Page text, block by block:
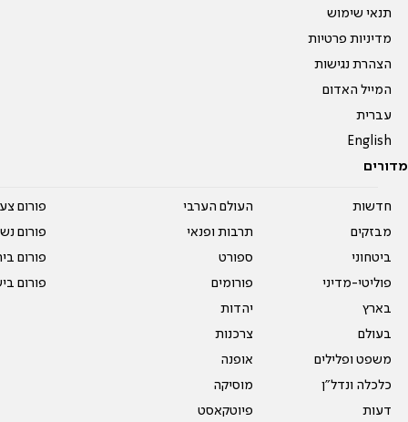
תנאי שימוש
מדיניות פרטיות
הצהרת נגישות
המייל האדום
עברית
English
מדורים
חדשות
מבזקים
ביטחוני
פוליטי-מדיני
בארץ
בעולם
משפט ופלילים
כלכלה ונדל"ן
דעות
העולם הערבי
תרבות ופנאי
ספורט
פורומים
יהדות
צרכנות
אופנה
מוסיקה
פיוטקאסט
פורום
פורום
פורום
פורום